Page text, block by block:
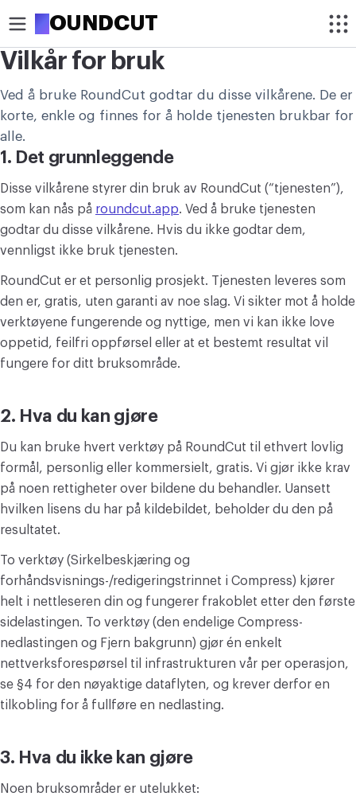
ROUNDCUT
Beskjær bilde
OPTIMALISER
Komprimer bilde
Fjern bakgrunn
Oppskaler bilde
REDIGER
Endre bildestørrelse
ANNET
JPG til PDF
Vilkår for bruk
Ved å bruke RoundCut godtar du disse vilkårene. De er
korte, enkle og finnes for å holde tjenesten brukbar for
alle.
1. Det grunnleggende
Disse vilkårene styrer din bruk av RoundCut (“tjenesten”),
som kan nås på roundcut.app. Ved å bruke tjenesten
godtar du disse vilkårene. Hvis du ikke godtar dem,
vennligst ikke bruk tjenesten.
RoundCut er et personlig prosjekt. Tjenesten leveres som
den er, gratis, uten garanti av noe slag. Vi sikter mot å holde
verktøyene fungerende og nyttige, men vi kan ikke love
oppetid, feilfri oppførsel eller at et bestemt resultat vil
fungere for ditt bruksområde.
2. Hva du kan gjøre
Du kan bruke hvert verktøy på RoundCut til ethvert lovlig
formål, personlig eller kommersielt, gratis. Vi gjør ikke krav
på noen rettigheter over bildene du behandler. Uansett
hvilken lisens du har på kildebildet, beholder du den på
resultatet.
To verktøy (Sirkelbeskjæring og
forhåndsvisnings-/redigeringstrinnet i Compress) kjører
helt i nettleseren din og fungerer frakoblet etter den første
sidelastingen. To verktøy (den endelige Compress-
nedlastingen og Fjern bakgrunn) gjør én enkelt
nettverksforespørsel til infrastrukturen vår per operasjon,
se §4 for den nøyaktige dataflyten, og krever derfor en
tilkobling for å fullføre en nedlasting.
3. Hva du ikke kan gjøre
Noen bruksområder er utelukket: